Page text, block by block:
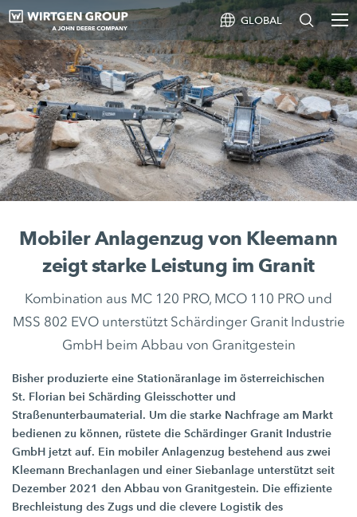
GLOBAL
Mobiler Anlagenzug von Kleemann
zeigt starke Leistung im Granit
Kombination aus MC 120 PRO, MCO 110 PRO und
MSS 802 EVO unterstützt Schärdinger Granit Industrie
GmbH beim Abbau von Granitgestein
Bisher produzierte eine Stationäranlage im österreichischen
St. Florian bei Schärding Gleisschotter und
Straßenunterbaumaterial. Um die starke Nachfrage am Markt
bedienen zu können, rüstete die Schärdinger Granit Industrie
GmbH jetzt auf. Ein mobiler Anlagenzug bestehend aus zwei
Kleemann Brechanlagen und einer Siebanlage unterstützt seit
Dezember 2021 den Abbau von Granitgestein. Die effiziente
Brechleistung des Zugs und die clevere Logistik des